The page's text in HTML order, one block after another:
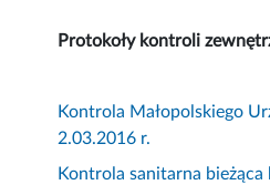
Protokoły kontroli
Kontrola Małopolskiego
2.03.2016 r.
Kontrola sanitarna